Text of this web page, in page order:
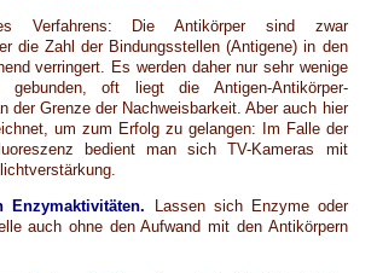
Verfahrens: Die Antikörper sind zwar
die Zahl der Bindungsstellen (Antigene) in den
verringert. Es werden daher nur sehr wenige
gebunden, oft liegt die Antigen-Antikörper-
der Grenze der Nachweisbarkeit. Aber auch hier
um zum Erfolg zu gelangen: Im Falle der
bedient man sich TV-Kameras mit
Enzymaktivitäten. Lassen sich Enzyme oder
auch ohne den Aufwand mit den Antikörpern